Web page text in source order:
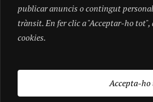
publicar anuncis o contingut
trànsit. En fer clic a "Acceptar-ho tot",
cookies.
Accepta-